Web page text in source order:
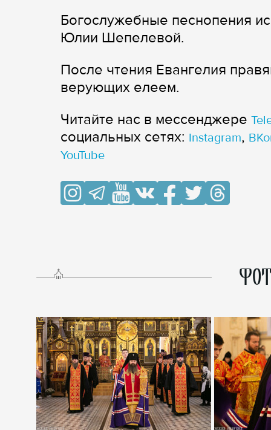
Богослужебные песнопения
Юлии Шепелевой.
После чтения Евангелия
верующих елеем.
Читайте нас в мессенджере
cоциальных сетях: Instagram,
YouTube